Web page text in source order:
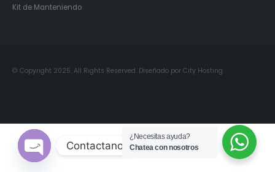
Kit de Manteniendo
© Copyright 2025. All Rights Reserved. Diseñado por City Hosting
¿Necesitas ayuda?
Chatea con nosotros
Contactanos